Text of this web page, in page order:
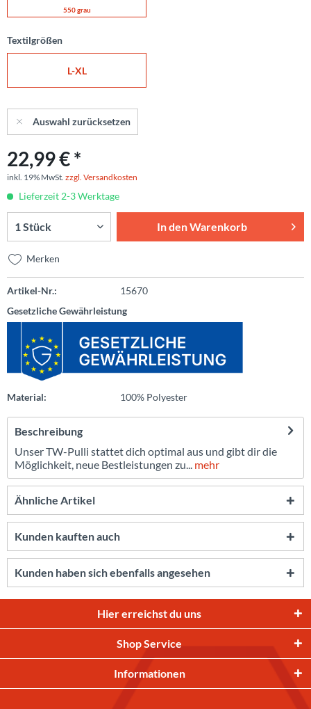
550 grau
Textilgrößen
L-XL
Auswahl zurücksetzen
22,99 € *
inkl. 19% MwSt. zzgl. Versandkosten
Lieferzeit 2-3 Werktage
In denWarenkorb
Merken
Artikel-Nr.:
15670
Gesetzliche Gewährleistung
Material: 100% Polyester
Beschreibung
Unser TW-Pulli stattet dich optimal aus und gibt dir die
Möglichkeit, neue Bestleistungen zu... mehr
Ähnliche Artikel
Kunden kauften auch
Kunden haben sich ebenfalls angesehen
Hier erreichst du uns
Shop Service
Informationen